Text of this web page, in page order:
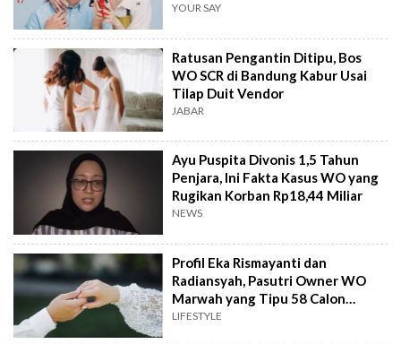
YOUR SAY
Ratusan Pengantin Ditipu, Bos
WO SCR di Bandung Kabur Usai
Tilap Duit Vendor
JABAR
Ayu Puspita Divonis 1,5 Tahun
Penjara, Ini Fakta Kasus WO yang
Rugikan Korban Rp18,44 Miliar
NEWS
Profil Eka Rismayanti dan
Radiansyah, Pasutri Owner WO
Marwah yang Tipu 58 Calon
Pengantin
LIFESTYLE